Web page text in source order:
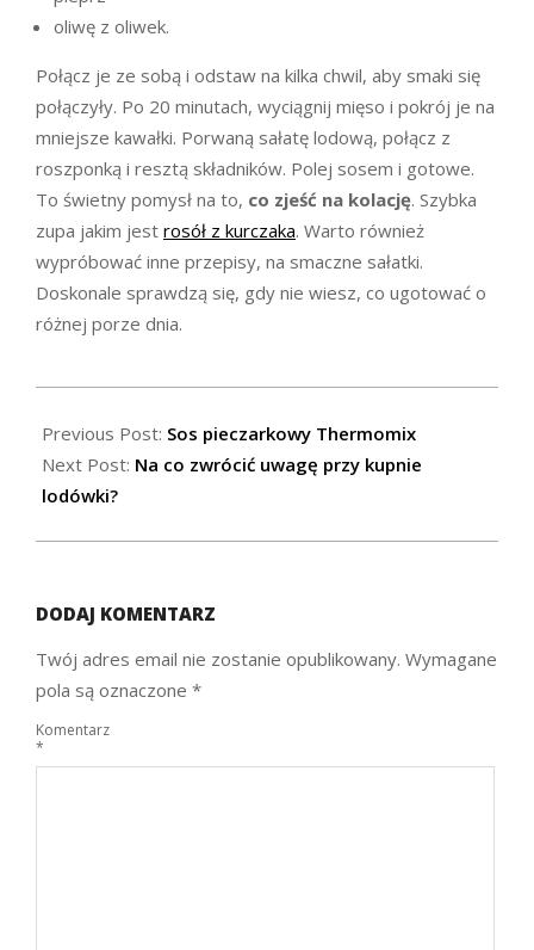
oliwę z oliwek.
Połącz je ze sobą i odstaw na kilka chwil, aby smaki się
połączyły. Po 20 minutach, wyciągnij mięso i pokrój je na
mniejsze kawałki. Porwaną sałatę lodową, połącz z
roszponką i resztą składników. Polej sosem i gotowe.
To świetny pomysł na to, co zjeść na kolację. Szybka
zupa jakim jest rosół z kurczaka. Warto również
wypróbować inne przepisy, na smaczne sałatki.
Doskonale sprawdzą się, gdy nie wiesz, co ugotować o
różnej porze dnia.
02-
05
Previous Post: Sos pieczarkowy Thermomix
Next Post: Na co zwrócić uwagę przy kupnie
lodówki?
DODAJ KOMENTARZ
Twój adres email nie zostanie opublikowany. Wymagane
pola są oznaczone *
Komentarz
*